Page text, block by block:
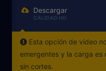
Descargar
CALIDAD HD
Esta opción de video
emergentes y la carga es
sin cortes.